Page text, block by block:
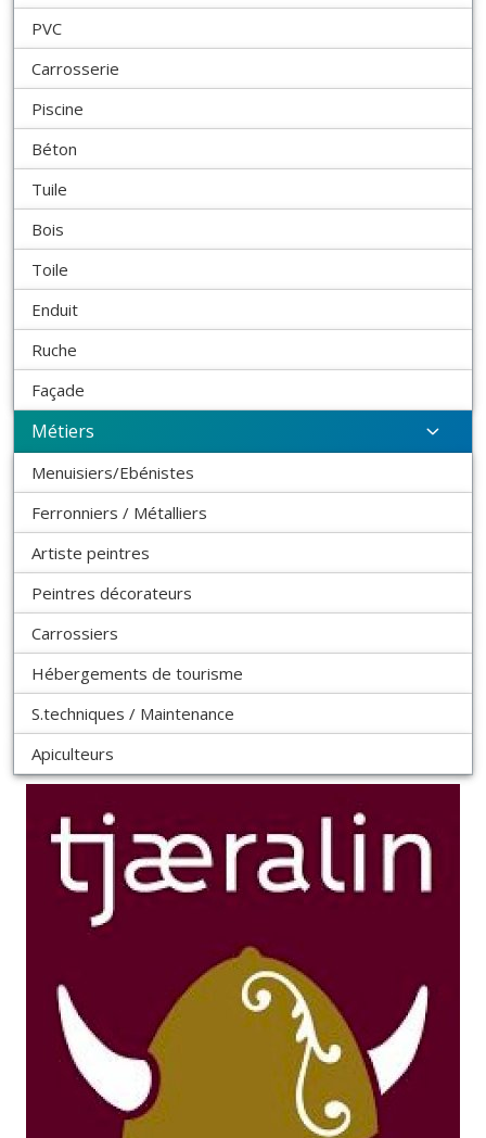
PVC
Carrosserie
Piscine
Béton
Tuile
Bois
Toile
Enduit
Ruche
Façade
Métiers
Menuisiers/Ebénistes
Ferronniers / Métalliers
Artiste peintres
Peintres décorateurs
Carrossiers
Hébergements de tourisme
S.techniques / Maintenance
Apiculteurs